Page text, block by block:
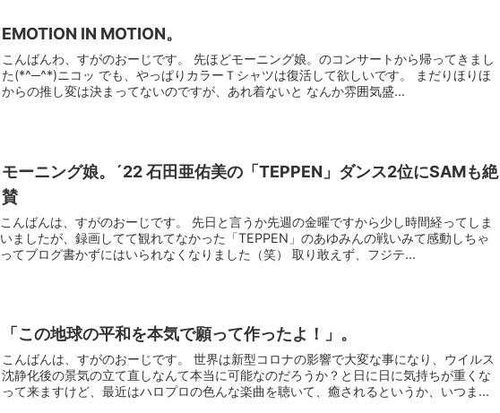
EMOTION IN MOTION。
こんばんわ、すがのおーじです。 先ほどモーニング娘。のコンサートから帰ってきまし
た(*^─^*)ニコッ でも、やっぱりカラーＴシャツは復活して欲しいです。 まだりほりほ
からの推し変は決まってないのですが、あれ着ないと なんか雰囲気盛...
モーニング娘。´22 石田亜佑美の「TEPPEN」ダンス2位にSAMも絶
賛
こんばんは、すがのおーじです。 先日と言うか先週の金曜ですから少し時間経ってしま
いましたが、録画してて観れてなかった「TEPPEN」のあゆみんの戦いみて感動しちゃ
ってブログ書かずにはいられなくなりました（笑） 取り敢えず、フジテ...
「この地球の平和を本気で願って作ったよ！」。
こんばんは、すがのおーじです。 世界は新型コロナの影響で大変な事になり、ウイルス
沈静化後の景気の立て直しなんて本当に可能なのだろうか？と日に日に気持ちが重くな
って来ますけど、最近はハロプロの色んな楽曲を聴いて、癒されるというか、いつま...